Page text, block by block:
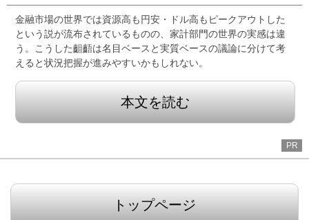
金融市場の世界では資源高も円安・ドル高もピークアウトした
という説が流布されているものの、家計部門の世界の実感は違
う。こうした齟齬は名目ベースと実質ベースの議論に分けて考
えると状況把握が進みやすいかもしれない。
本文を読む
PR
トップページ